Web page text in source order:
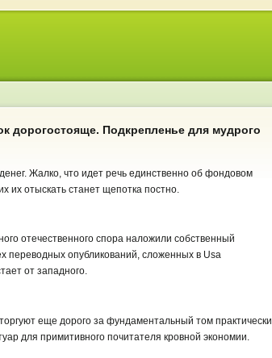
дорогостояще. Подкрепленье для мудрого
Жалко, что идет речь единственно об фондовом
их отыскать станет щепотка постно.
отечественного спора наложили собственный
переводных опубликований, сложенных в Usa
от западного.
еще дорого за фундаментальный том практически
для примитивного почитателя кровной экономии.